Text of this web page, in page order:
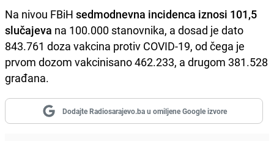
Na nivou FBiH sedmodnevna incidenca iznosi 101,5
slučajeva na 100.000 stanovnika, a dosad je dato
843.761 doza vakcina protiv COVID-19, od čega je
prvom dozom vakcinisano 462.233, a drugom 381.528
građana.
Dodajte Radiosarajevo.ba u omiljene Google izvore